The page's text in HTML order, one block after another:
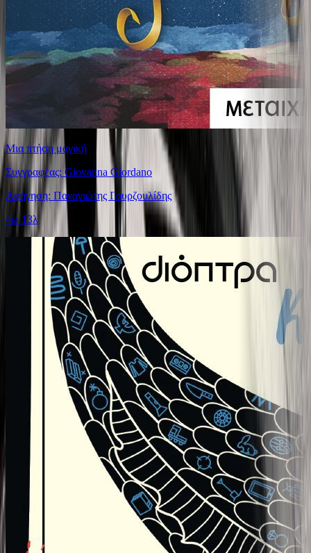
Μια πτήση μαγική
Συγγραφέας: Giovanna Giordano
Αφήγηση: Παναγιώτης Γουρζουλίδης
4ω 13λ